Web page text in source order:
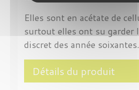
Elles sont en acétate de
surtout elles ont su garder
discret des année soixantes.
Détails du produit